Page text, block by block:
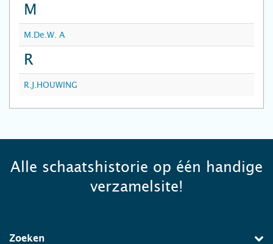
M
M.De.W. A
R
R.J.HOUWING
Alle schaatshistorie op één handige
verzamelsite!
Zoeken